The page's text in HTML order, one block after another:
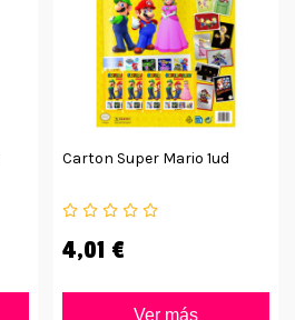
Carton Super Mario 1ud
4,01 €
Ver más